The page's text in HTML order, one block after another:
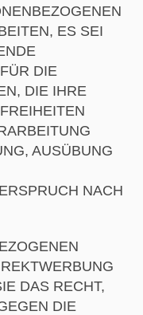
ES SEI
DIE
DIE IHRE
AUSÜBUNG
NACH
DAS RECHT,
DIE